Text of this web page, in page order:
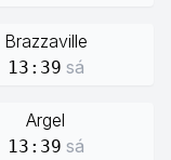
Brazzaville
13:39 sá
Argel
13:39 sá